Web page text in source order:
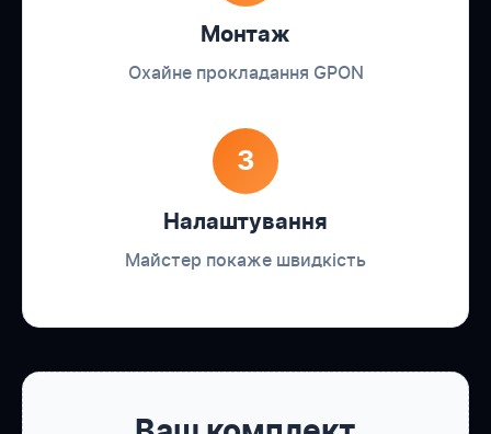
Монтаж
Охайне прокладання GPON
3
Налаштування
Майстер покаже швидкість